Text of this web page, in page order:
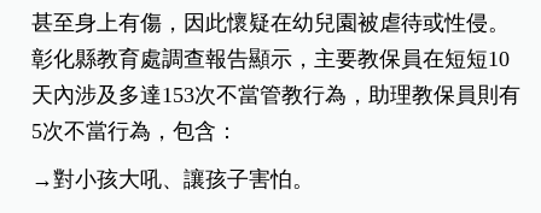
甚至身上有傷，因此懷疑在幼兒園被虐待或性侵。
彰化縣教育處調查報告顯示，主要教保員在短短10
天內涉及多達153次不當管教行為，助理教保員則有
5次不當行為，包含：
→對小孩大吼、讓孩子害怕。